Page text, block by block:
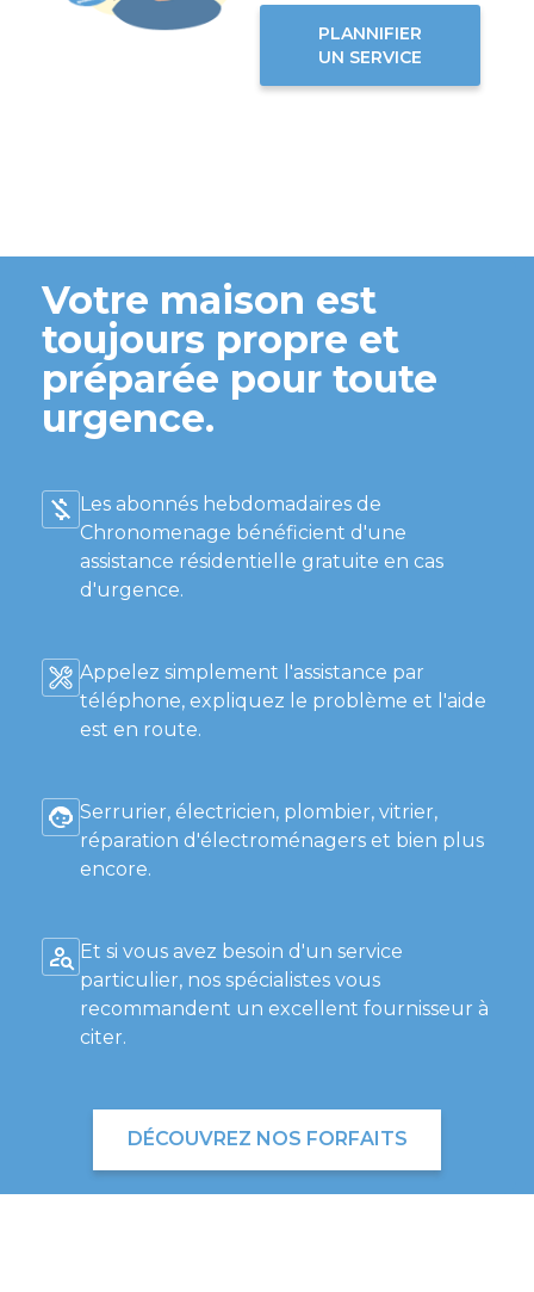
PLANNIFIER
UN SERVICE
Votre maison est
toujours propre et
préparée pour toute
urgence.
Les abonnés hebdomadaires de
Chronomenage bénéficient d'une
assistance résidentielle gratuite en cas
d'urgence.
Appelez simplement l'assistance par
téléphone, expliquez le problème et l'aide
est en route.
Serrurier, électricien, plombier, vitrier,
réparation d'électroménagers et bien plus
encore.
Et si vous avez besoin d'un service
particulier, nos spécialistes vous
recommandent un excellent fournisseur à
citer.
DÉCOUVREZ NOS FORFAITS